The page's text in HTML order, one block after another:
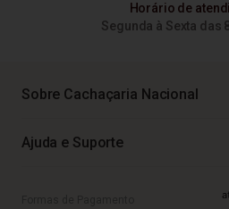
Horário de
Segunda à Sexta das
Sobre Cachaçaria Nacional
Ajuda e Suporte